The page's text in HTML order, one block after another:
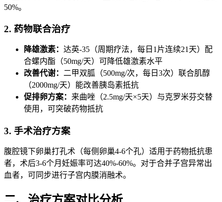
50%。
2. 药物联合治疗
降雄激素： 达英-35（周期疗法，每日1片连续21天）配
合螺内酯（50mg/天）可降低雄激素水平
改善代谢： 二甲双胍（500mg/次，每日3次）联合肌醇
（2000mg/天）能改善胰岛素抵抗
促排卵方案： 来曲唑（2.5mg/天×5天）与克罗米芬交替
使用，可突破药物抵抗
3. 手术治疗方案
腹腔镜下卵巢打孔术（每侧卵巢4-6个孔）适用于药物抵抗患
者，术后3-6个月妊娠率可达40%-60%。对于合并子宫异常出
血者，可同步进行子宫内膜消融术。